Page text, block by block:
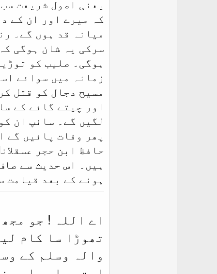
یعنی اصول شریعت
کہ میرے اور ان کے
میانہ قد ہوں گے۔
سرکی یہ شان ہوگی
ہوگی۔ صلیب کو
زمانہ میں سوائے
مسیح دجال کو قتل
اور چیتے گائے کے
لگیں گے۔ سانپ ان
پھر وفات پائیں گے
حافظ ابن حجر
ہیں۔
اس حدیث سے
ہونے کے بعد قیامت
اے اللہ ! جو
تھوڑا سا کام
والہ وسلم کے